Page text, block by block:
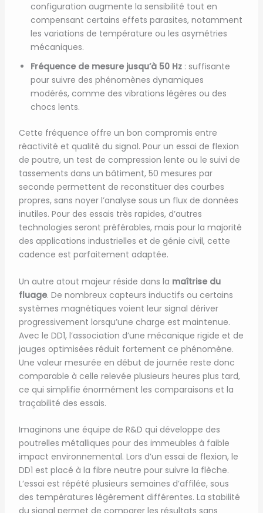
configuration augmente la sensibilité tout en
compensant certains effets parasites, notamment
les variations de température ou les asymétries
mécaniques.
Fréquence de mesure jusqu’à 50 Hz: suffisante
pour suivre des phénomènes dynamiques
modérés, comme des vibrations légères ou des
chocs lents.
Cette fréquence offre un bon compromis entre
réactivité et qualité du signal. Pour un essai de flexion
de poutre, un test de compression lente ou le suivi de
tassements dans un bâtiment, 50 mesures par
seconde permettent de reconstituer des courbes
propres, sans noyer l’analyse sous un flux de données
inutiles. Pour des essais très rapides, d’autres
technologies seront préférables, mais pour la majorité
des applications industrielles et de génie civil, cette
cadence est parfaitement adaptée.
Un autre atout majeur réside dans la maîtrise du
fluage. De nombreux capteurs inductifs ou certains
systèmes magnétiques voient leur signal dériver
progressivement lorsqu’une charge est maintenue.
Avec le DD1, l’association d’une mécanique rigide et de
jauges optimisées réduit fortement ce phénomène.
Une valeur mesurée en début de journée reste donc
comparable à celle relevée plusieurs heures plus tard,
ce qui simplifie énormément les comparaisons et la
traçabilité des essais.
Imaginons une équipe de R&D qui développe des
poutrelles métalliques pour des immeubles à faible
impact environnemental. Lors d’un essai de flexion, le
DD1 est placé à la fibre neutre pour suivre la flèche.
L’essai est répété plusieurs semaines d’affilée, sous
des températures légèrement différentes. La stabilité